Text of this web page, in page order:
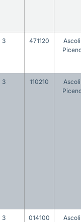
3 471120
Ascoli
3 110210
Ascoli
3 014100
Ascoli